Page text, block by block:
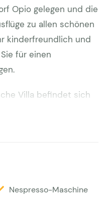
Opio gelegen und die
zu allen schönen
kinderfreundlich und
für einen
Villa befindet sich
über ein
Villa entfernt
Pool (10 x 5 m) mit
Nespresso-Maschine